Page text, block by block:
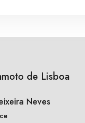
de Lisboa
Neves